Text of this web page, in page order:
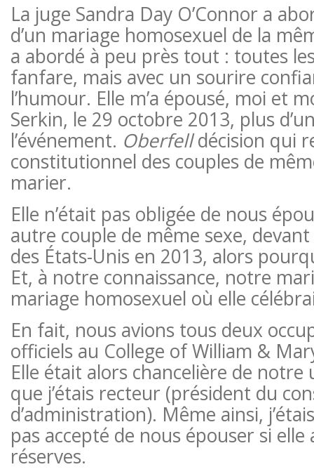
La juge Sandra Day O’Connor a
d’un mariage homosexuel de la
a abordé à peu près tout : toutes
fanfare, mais avec un sourire
l’humour. Elle m’a épousé, moi et
Serkin, le 29 octobre 2013, plus
l’événement. Oberfelldécision qui
constitutionnel des couples de
marier.
Elle n’était pas obligée de nous
autre couple de même sexe,
des États-Unis en 2013, alors
Et, à notre connaissance, notre
mariage homosexuel où elle
En fait, nous avions tous deux
officiels au College of William &
Elle était alors chancelière de notre
que j’étais recteur (président du
d’administration). Même ainsi,
pas accepté de nous épouser si elle
réserves.